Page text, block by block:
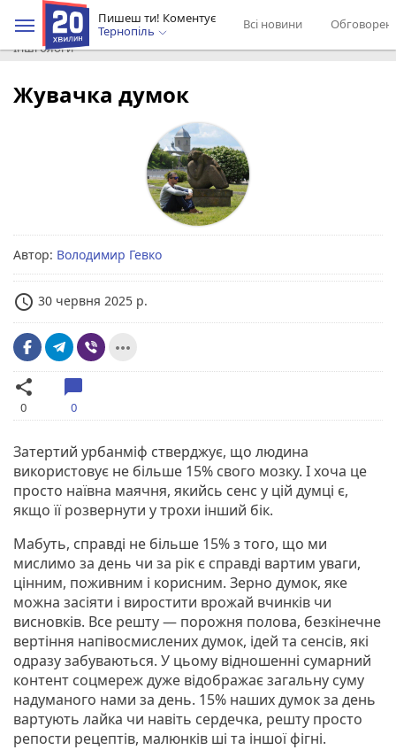
Пишеш ти! Коментує
Тернопіль
Всі новини
Інші блоги
Жувачка думок
Автор: Володимир Гевко
access_time 30 червня 2025 р.
more_horiz
share
0
chat_bubble
0
Затертий урбанміф стверджує, що людина
використовує не більше 15% свого мозку. І хоча це
просто наївна маячня, якийсь сенс у цій думці є,
якщо її розвернути у трохи інший бік.
Мабуть, справді не більше 15% з того, що ми
мислимо за день чи за рік є справді вартим уваги,
цінним, поживним і корисним. Зерно думок, яке
можна засіяти і виростити врожай вчинків чи
висновків. Все решту — порожня полова, безкінечне
вертіння напівосмислених думок, ідей та сенсів, які
одразу забуваються. У цьому відношенні сумарний
контент соцмереж дуже відображає загальну суму
надуманого нами за день. 15% наших думок за день
вартують лайка чи навіть сердечка, решту просто
репости рецептів, малюнків ші та іншої фігні.